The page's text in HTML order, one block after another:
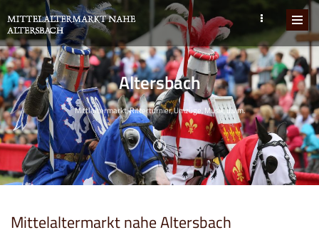
Altersbach
Mittlaltermarkt, Ritterturnier, Umzüge, Musik, u.v.m.
Mittelaltermarkt nahe Altersbach